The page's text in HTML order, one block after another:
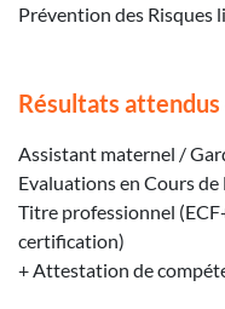
Prévention des Risques
Résultats
Assistant maternel /
Evaluations en Cours
Titre professionnel
certification)
+ Attestation de